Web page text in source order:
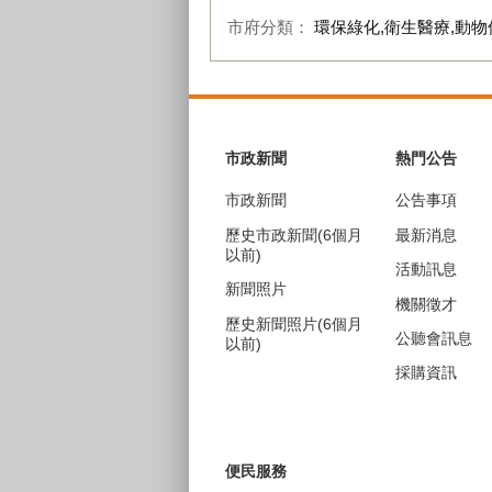
市府分類： 環保綠化,衛生醫療,動物
市政新聞
市政新聞
歷史市政新聞(6個月
以前)
新聞照片
歷史新聞照片(6個月
以前)
熱門公告
公告事項
最新消息
活動訊息
機關徵才
公聽會訊息
採購資訊
便民服務